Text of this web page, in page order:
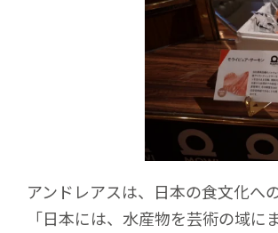
アンドレアスは、日本の食文化へ
「日本には、水産物を芸術の域